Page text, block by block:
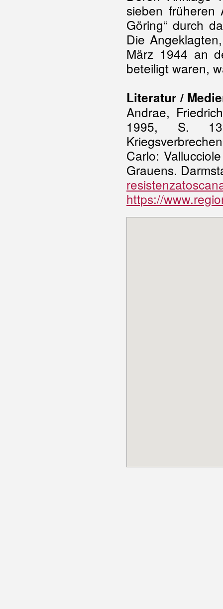
sieben früheren
Göring“ durch
Die
März 1944 an
beteiligt waren,
Literatur /
Andrae,
1995, S.
Carlo:
Grauens.
https://